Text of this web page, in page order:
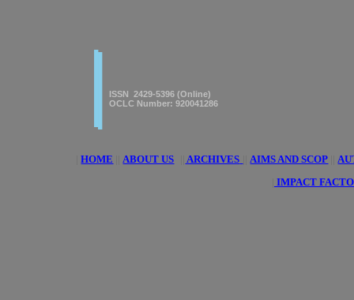
|
|HOME ABOUT US ARCHIVES AIMS AND SCOP
IMPACT
|
ISSN 2429-5396 (Online)
OCLC Number: 920041286